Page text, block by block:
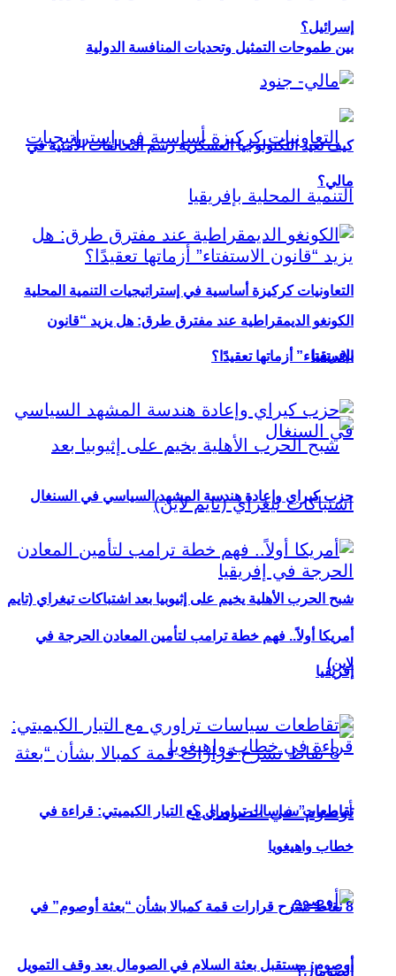
بين طموحات التمثيل وتحديات المنافسة الدولية
التعاونيات كركيزة أساسية في إستراتيجيات التنمية المحلية
بإفريقيا
شبح الحرب الأهلية يخيم على إثيوبيا بعد اشتباكات تيغراي (تايم
لاين)
8 نقاط تشرح قرارات قمة كمبالا بشأن “بعثة أوصوم” في
الصومال؟
إسرائيل؟
كيف تعيد التكنولوجيا العسكرية رسم التحالفات الأمنية في
مالي؟
الكونغو الديمقراطية عند مفترق طرق: هل يزيد “قانون
الاستفتاء” أزماتها تعقيدًا؟
حزب كيراي وإعادة هندسة المشهد السياسي في السنغال
أمريكا أولاً.. فهم خطة ترامب لتأمين المعادن الحرجة في
إفريقيا
تقاطعات سياسات تراوري مع التيار الكيميتي: قراءة في
خطاب واهيغويا
أوصوم: مستقبل بعثة السلام في الصومال بعد وقف التمويل